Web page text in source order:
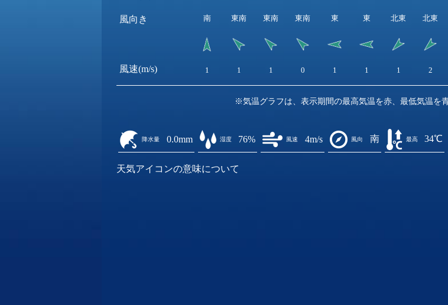
風向き
風速(m/s)
南 東南 東南 東南 東 東 北東 北東
1 1 1 0 1 1 1 2
※気温グラフは、表示期間の最高気温を赤、最低気温を
降水量 0.0mm 湿度 76% 風速 4m/s 風向 南 最高 34℃
天気アイコンの意味について